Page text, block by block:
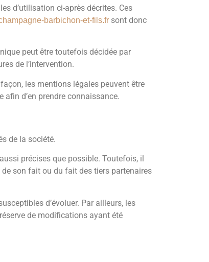
d’utilisation ci-après décrites. Ces
barbichon-et-fils.fr sont donc
peut être toutefois décidée par
de l’intervention.
les mentions légales peuvent être
d’en prendre connaissance.
de la société.
précises que possible. Toutefois, il
de son fait ou du fait des tiers partenaires
d’évoluer. Par ailleurs, les
de modifications ayant été